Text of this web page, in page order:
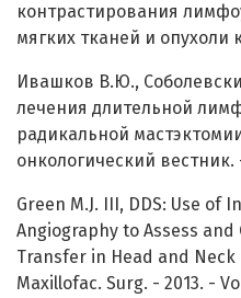
контрастирования
мягких тканей и опухоли
Ивашков В.Ю.,
лечения длительной
радикальной
онкологический
Green M.J. III, DDS: Use of
Angiography to Assess and
Transfer in Head and
Maxillofac. Surg. - 2013. -